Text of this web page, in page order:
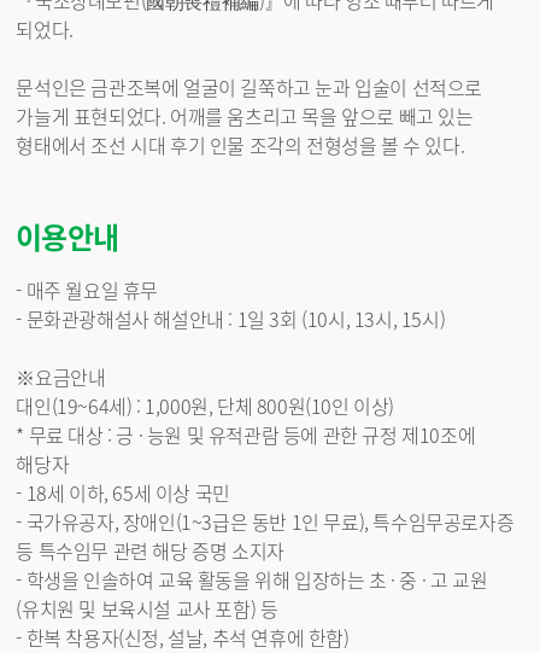
되었다.
문석인은 금관조복에 얼굴이 길쭉하고 눈과 입술이 선적으로
가늘게 표현되었다. 어깨를 움츠리고 목을 앞으로 빼고 있는
형태에서 조선 시대 후기 인물 조각의 전형성을 볼 수 있다.
이용안내
- 매주 월요일 휴무
- 문화관광해설사 해설안내 : 1일 3회 (10시, 13시, 15시)
※요금안내
대인(19~64세) : 1,000원, 단체 800원(10인 이상)
* 무료 대상 : 긍 · 능원 및 유적관람 등에 관한 규정 제10조에
해당자
- 18세 이하, 65세 이상 국민
- 국가유공자, 장애인(1~3급은 동반 1인 무료), 특수임무공로자증
등 특수임무 관련 해당 증명 소지자
- 학생을 인솔하여 교육 활동을 위해 입장하는 초 · 중 · 고 교원
(유치원 및 보육시설 교사 포함) 등
- 한복 착용자(신정, 설날, 추석 연휴에 한함)